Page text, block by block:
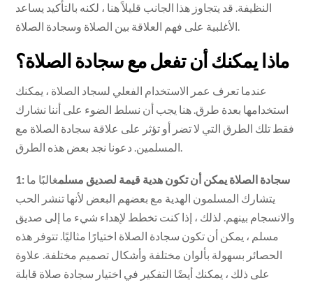
النظيفة. قد يتجاوز هذا الجانب قليلاً هنا ، لكنه بالتأكيد يساعد
الأغلبية على فهم العلاقة بين الصلاة وسجادة الصلاة.
ماذا يمكنك أن تفعل مع سجادة الصلاة؟
عندما تعرف عمر الاستخدام الفعلي لسجاد الصلاة ، يمكنك
استخدامها بعدة طرق. هنا يجب أن نسلط الضوء على أننا نشارك
فقط تلك الطرق التي لا تضر أو تؤثر على علاقة سجادة الصلاة مع
المسلمين. دعونا نجد بعض هذه الطرق.
1: سجادة الصلاة يمكن أن تكون هدية قيمة لصديق مسلمغالبًا ما
يتشارك المسلمون الهدية مع بعضهم البعض لأنها تنشر الحب
والانسجام بينهم. لذلك ، إذا كنت تخطط لإهداء شيء ما إلى صديق
مسلم ، يمكن أن تكون سجادة الصلاة اختيارًا مثاليًا. تتوفر هذه
الحصائر بسهولة بألوان مختلفة وأشكال تصميم مختلفة. علاوة
على ذلك ، يمكنك أيضًا التفكير في اختيار سجادة صلاة قابلة